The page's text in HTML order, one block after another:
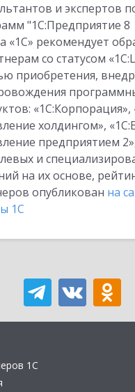
и экспертов
"1С:Предприятие 8
«1С» рекомендует
со статусом
приобретения,
«1С:Корпорация»,
холдингом»,
предприятием
и
на их основе,
опубликован на
1С
1С